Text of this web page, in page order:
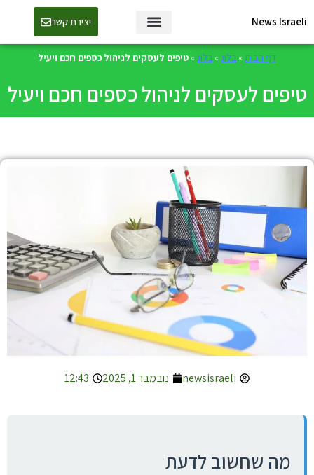
News Israeli יצירת קשר
דף הבית » בלוג » בלוג » טיפים לעסקים לניהול כספים חכם ויעיל
טיפים לעסקים לניהול כספים חכם ויעיל
newsisraeli נובמבר 1, 2025 12:43
מה שחשוב לדעת